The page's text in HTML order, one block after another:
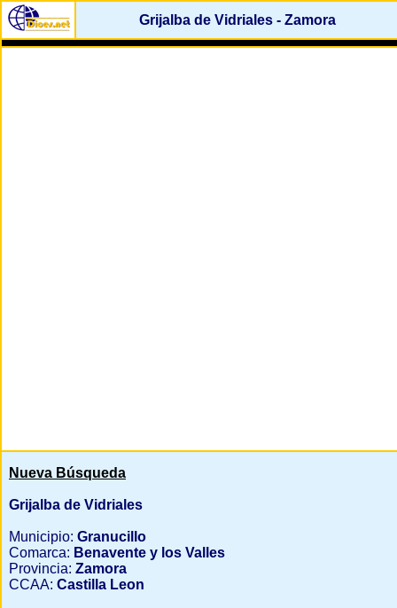
Grijalba de Vidriales - Zamora
Nueva Búsqueda
Grijalba de Vidriales
Municipio: Granucillo
Comarca: Benavente y los Valles
Provincia: Zamora
CCAA: Castilla Leon